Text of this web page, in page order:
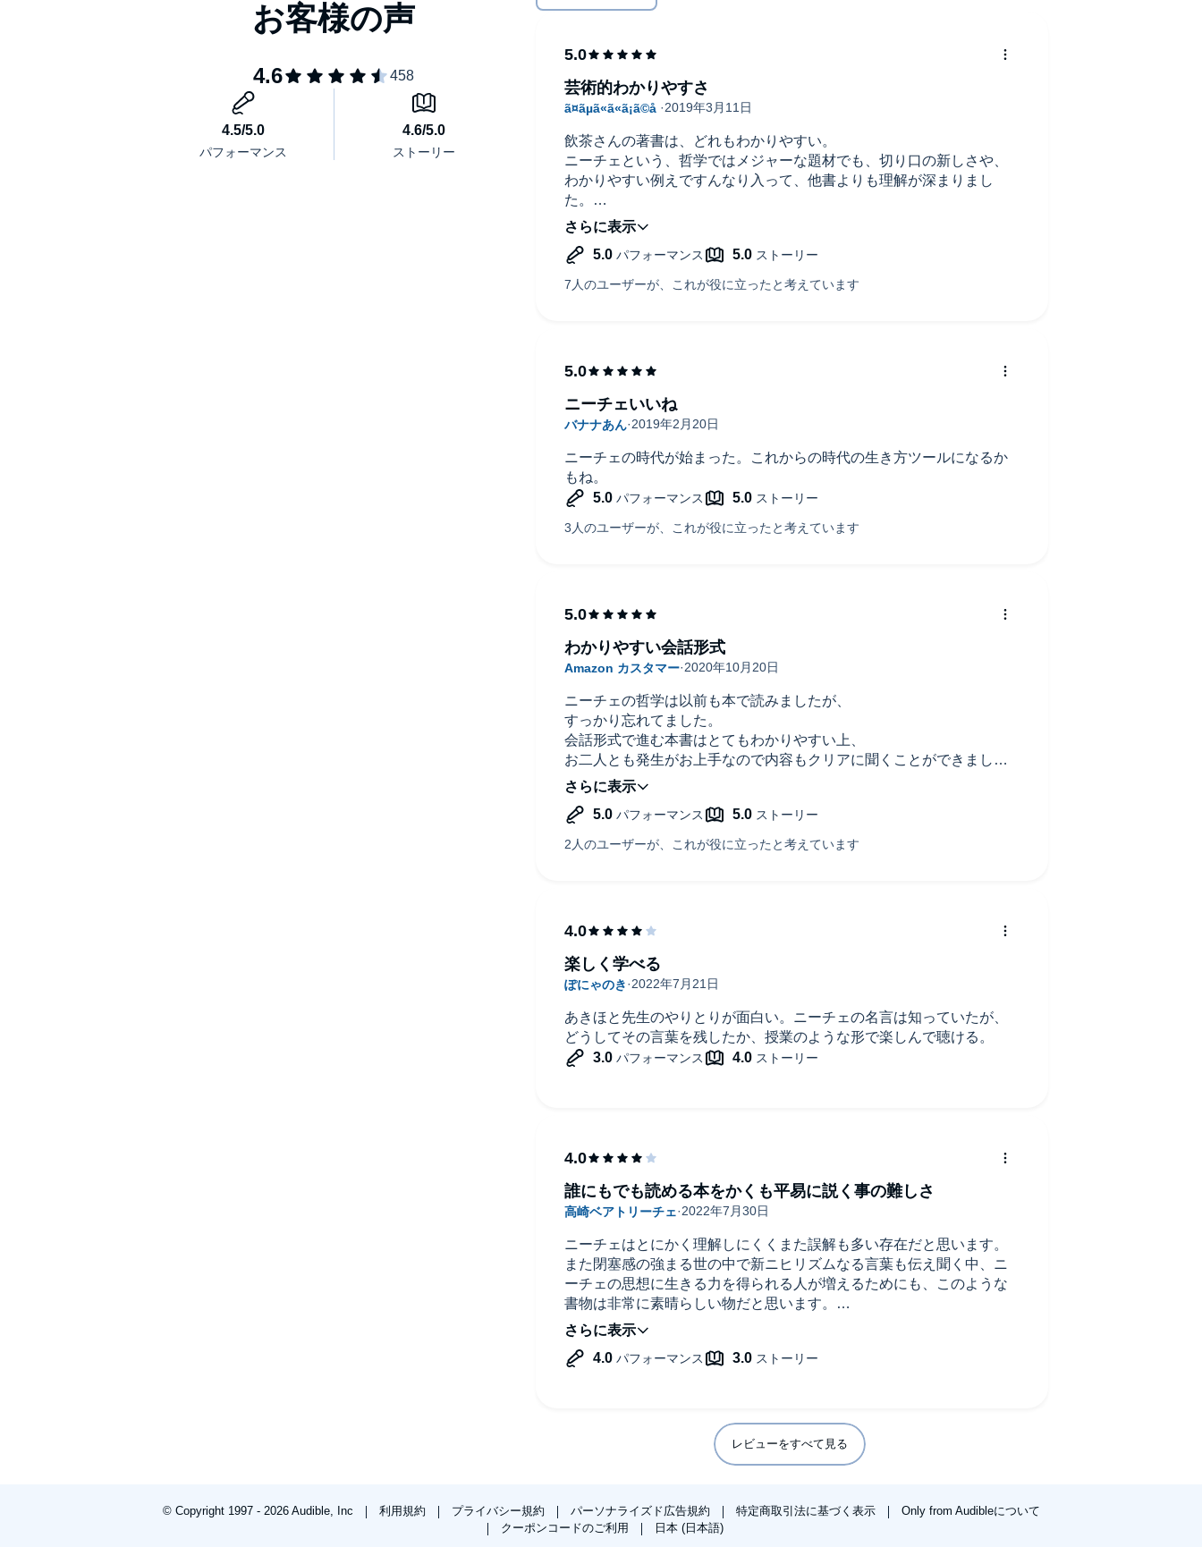
Ⅴ.それでも哲学を学べば生き方が変わる【大いなる正午、力への意志】
北国生まれ。東北大学大学院修了。気は難しくて筆不精、一冊書き終えたあとは、毎回、担当編集たちに
「オレはもう二度と書きませんから」と引退宣言をする、かまってちゃんの空前絶後の哲学作家。最近は、
ソクラテスちゃんやニーチェちゃんが出てきて「きゃっきゃっウフフ」する萌え哲学漫画『てつがくフレン
ズ』（PHP研究所）の原作を書いたり、人前で話せないと何度も言ってるのに騙されて何百人の前でトーク
著書に、『哲学的な何か、あと科学とか』（二見書房）、『史上最強の哲学入門』（河出文庫）など。
※本商品は『飲茶の「最強！」のニーチェ』[水王舎刊 飲茶 著 ISBN：978-4-8647-0091-7 256頁 1,300円(税
飲茶さんの著書は、どれもわかりやすい。
ニーチェという、哲学ではメジャーな題材でも、切り口の新しさや、
わかりやすい例えですんなり入って、他書よりも理解が深まりまし
た。
そして、気付いたのは、飲茶さんは、他の著者が踏み込まない部分も
踏み込んでいるということ。それが分かりやすさの秘訣かもと思いま
した。
理解度は雲泥の差である。
そこができるのが、ニーチェも唱えた「力への意志と芸術」を著者な
りに表現した結果ではないでしょうか。
後半の飲茶とニーチェの出会いとその後の行動は、とても説得力があ
って、よくぞ書いてくれた！と思いました。
な発見でした。より哲学に興味を持ちました。うん、おもしろい！
芸術的わかりやすさ
ニーチェの時代が始まった。これからの時代の生き方ツールになるか
もね。
ニーチェいいね
ニーチェの哲学は以前も本で読みましたが、
すっかり忘れてました。
会話形式で進む本書はとてもわかりやすい上、
お二人とも発生がお上手なので内容もクリアに聞くことができまし
た。
ありがとうございました。
わかりやすい会話形式
あきほと先生のやりとりが面白い。ニーチェの名言は知っていたが、
どうしてその言葉を残したか、授業のような形で楽しんで聴ける。
楽しく学べる
ニーチェはとにかく理解しにくくまた誤解も多い存在だと思います。
また閉塞感の強まる世の中で新ニヒリズムなる言葉も伝え聞く中、ニ
ーチェの思想に生きる力を得られる人が増えるためにも、このような
書物は非常に素晴らしい物だと思います。
もちろん、キリスト教の歴史、キリスト教社会の歴史、ニーチェの父
の代から含めた歴史、その著作物を知って後、ツァラトゥストラとは
どのような書物なのか手にとっていただければ、また理解が深まるの
いがないと思います。そして、その事が読者の方の人生の豊かさ、そ
れを実感できる力になるものと確信いたします。
誰にもでも読める本をかくも平易に説く事の難しさ
レビューをすべて見る
© Copyright 1997 - 2026 Audible, Inc 利用規約 プライバシー規約 パーソナライズド広告規約 特定商取引法に基づく表示
Only from Audibleについて
クーポンコードのご利用
日本 (日本語)